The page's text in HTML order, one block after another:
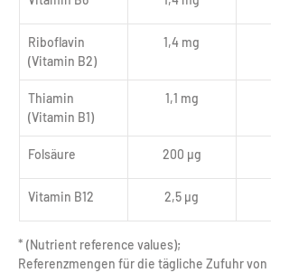
Riboflavin
(Vitamin B2)
1,4 mg
Thiamin
(Vitamin B1)
1,1 mg
Folsäure 200 µg
Vitamin B12 2,5 µg
* (Nutrient reference values);
Referenzmengen für die tägliche Zufuhr von